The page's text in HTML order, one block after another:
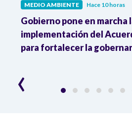
MEDIO AMBIENTE Hace 10 horas
Gobierno pone en marcha
implementación del
para fortalecer la
‹